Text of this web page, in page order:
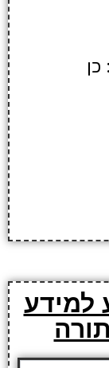
למידע